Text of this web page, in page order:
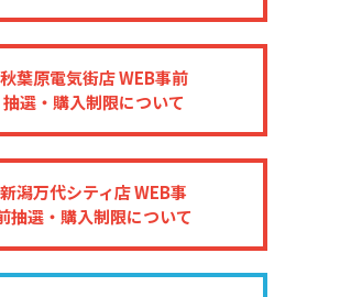
秋葉原電気街店 WEB事前
抽選・購入制限について
新潟万代シティ店 WEB事
抽選・購入制限について